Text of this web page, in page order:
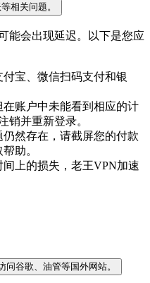
相关问题。
能会出现延迟。以下是您应
宝、微信扫码支付和银
账户中未能看到相应的计
销并重新登录。
然存在，请截屏您的付款
助。
上的损失，老王VPN加速
谷歌、油管等国外网站。